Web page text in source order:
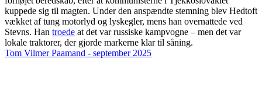
kuppede sig til magten. Under den anspændte stemning blev Hedtoft
vækket af tung motorlyd og lyskegler, mens han overnattede ved
Stevns. Han troede at det var russiske kampvogne – men det var
lokale traktorer, der gjorde markerne klar til såning.
Tom Vilmer Paamand - september 2025